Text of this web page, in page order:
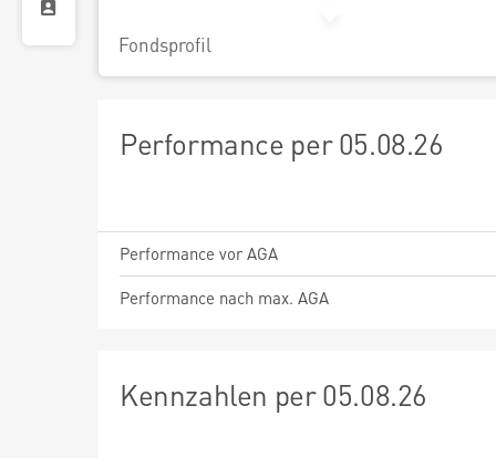
Fondsprofil
Performance per 05.08.26
Performance vor AGA
Performance nach max. AGA
Kennzahlen per 05.08.26